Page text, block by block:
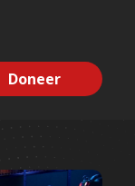
Doneer